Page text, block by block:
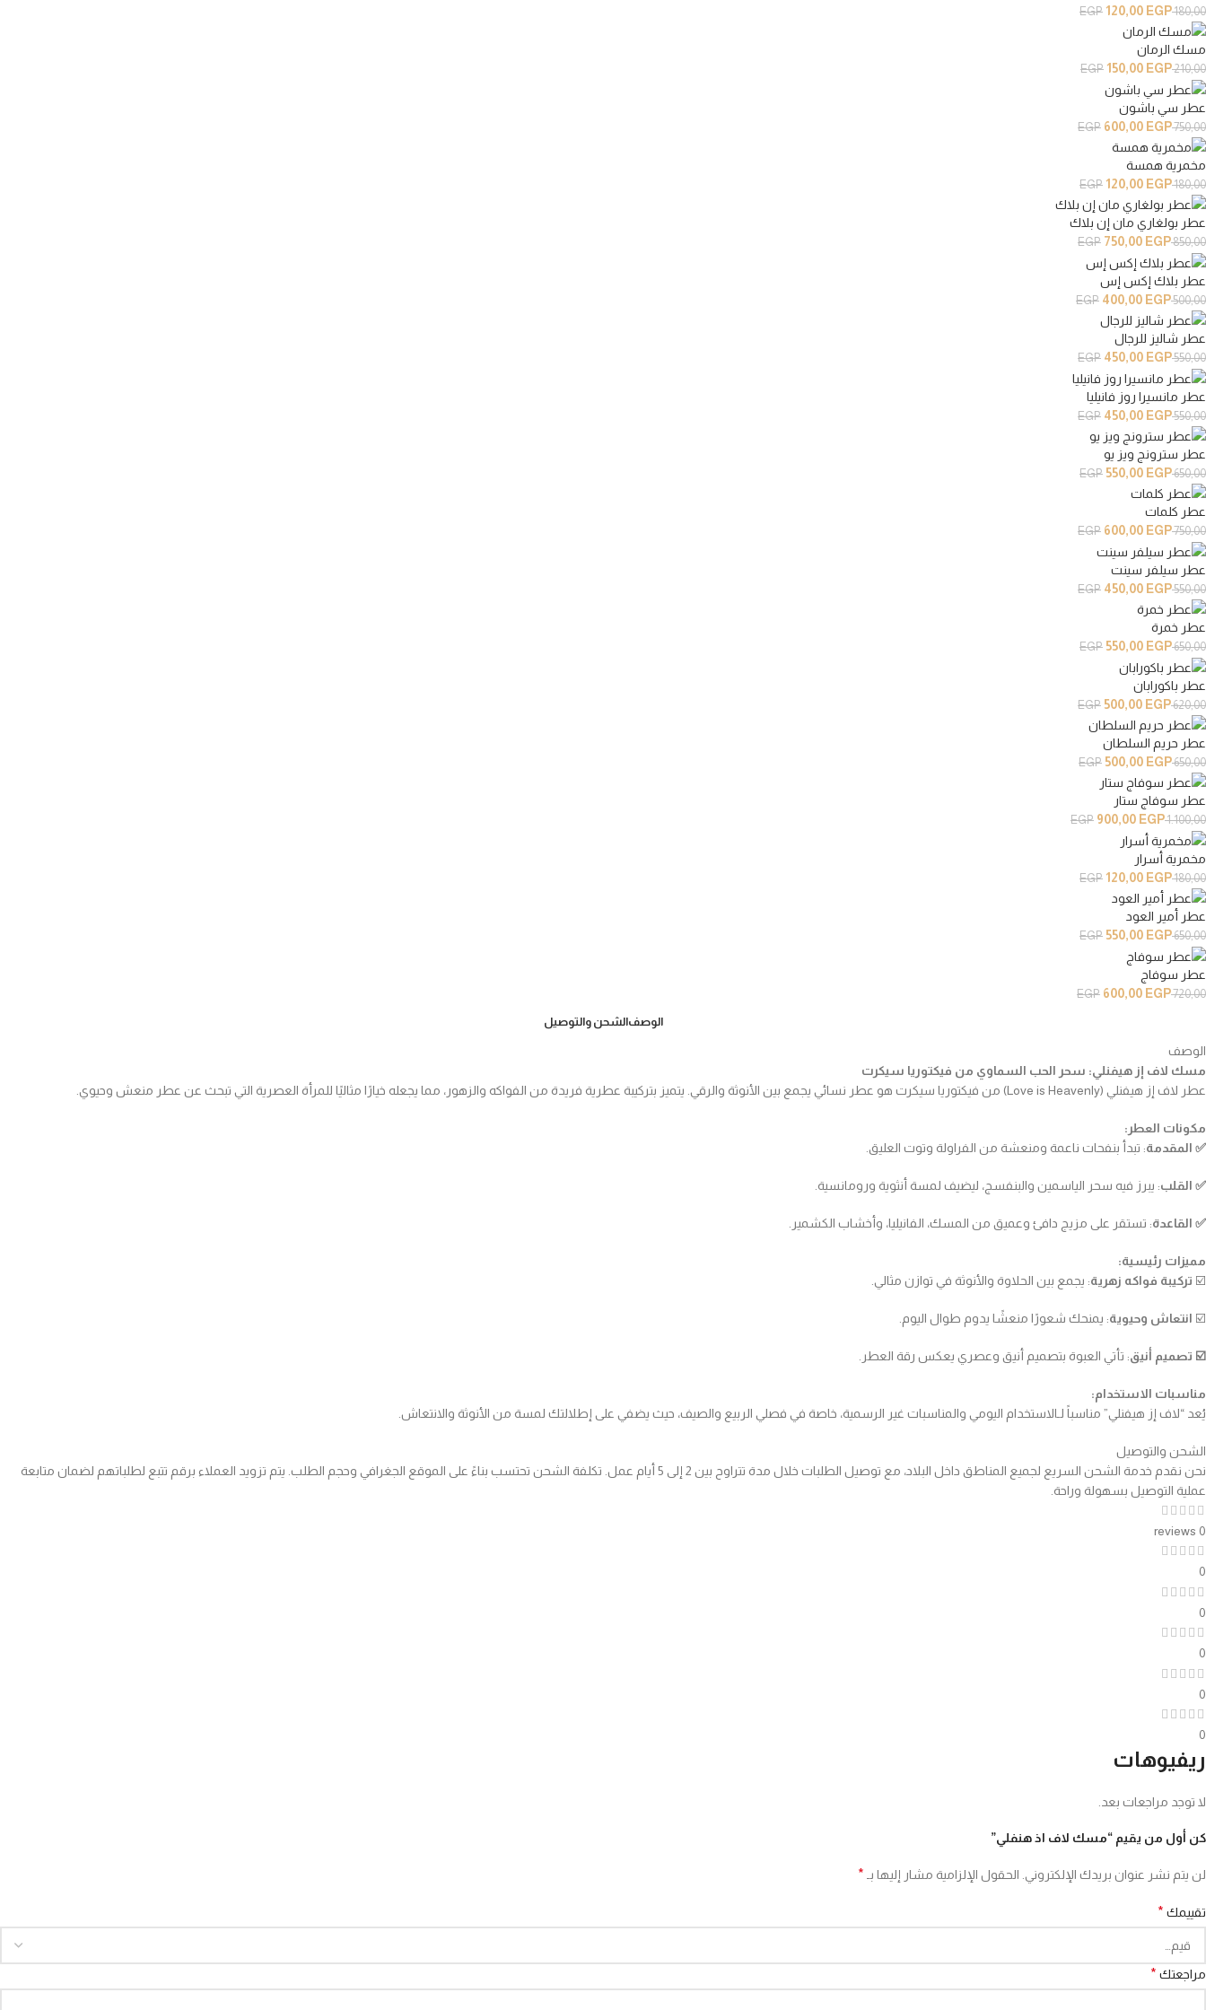
180,00
EGP 120,00 EGP
مسك الرمان
210,00
EGP 150,00 EGP
عطر سي باشون
750,00
EGP 600,00 EGP
مخمرية همسة
180,00
EGP 120,00 EGP
عطر بولغاري مان إن بلاك
850,00
EGP 750,00 EGP
عطر بلاك إكس إس
500,00
EGP 400,00 EGP
عطر شاليز للرجال
550,00
EGP 450,00 EGP
عطر مانسيرا روز فانيليا
550,00
EGP 450,00 EGP
عطر سترونج ويز يو
650,00
EGP 550,00 EGP
عطر كلمات
750,00
EGP 600,00 EGP
عطر سيلفر سينت
550,00
EGP 450,00 EGP
عطر خمرة
650,00
EGP 550,00 EGP
عطر باكورابان
620,00
EGP 500,00 EGP
عطر حريم السلطان
650,00
EGP 500,00 EGP
عطر سوفاج ستار
1.100,00
EGP 900,00 EGP
مخمرية أسرار
180,00
EGP 120,00 EGP
عطر أمير العود
650,00
EGP 550,00 EGP
عطر سوفاج
720,00
EGP 600,00 EGP
الوصفالشحن والتوصيل
الوصف
مسك لاف إز هيفنلي: سحر الحب السماوي من فيكتوريا سيكرت
عطر لاف إز هيفنلي (Love is Heavenly) من فيكتوريا سيكرت هو عطر نسائي يجمع بين الأنوثة والرقي. يتميز بتركيبة عطرية فريدة من الفواكه والزهور، مما يجعله خيارًا مثاليًا للمرأة العصرية التي تبحث عن عطر منعش وحيوي.
مكونات العطر:
✅️ المقدمة: تبدأ بنفحات ناعمة ومنعشة من الفراولة وتوت العليق.
✅️ القلب: يبرز فيه سحر الياسمين والبنفسج، ليضيف لمسة أنثوية ورومانسية.
✅️ القاعدة: تستقر على مزيج دافئ وعميق من المسك، الفانيليا، وأخشاب الكشمير.
مميزات رئيسية:
☑️ تركيبة فواكه زهرية: يجمع بين الحلاوة والأنوثة في توازن مثالي.
☑️ انتعاش وحيوية: يمنحك شعورًا منعشًا يدوم طوال اليوم.
☑️ تصميم أنيق: تأتي العبوة بتصميم أنيق وعصري يعكس رقة العطر.
مناسبات الاستخدام:
يُعد “لاف إز هيفنلي” مناسباً لـالاستخدام اليومي والمناسبات غير الرسمية، خاصة في فصلي الربيع والصيف، حيث يضفي على إطلالتك لمسة من الأنوثة والانتعاش.
الشحن والتوصيل
نحن نقدم خدمة الشحن السريع لجميع المناطق داخل البلاد، مع توصيل الطلبات خلال مدة تتراوح بين 2 إلى 5 أيام عمل. تكلفة الشحن تحتسب بناءً على الموقع الجغرافي وحجم الطلب. يتم تزويد العملاء برقم تتبع لطلباتهم لضمان متابعة
عملية التوصيل بسهولة وراحة.
0 reviews
0
0
0
0
0
ريفيوهات
لا توجد مراجعات بعد.
كن أول من يقيم “مسك لاف اذ هنفلي”
لن يتم نشر عنوان بريدك الإلكتروني. الحقول الإلزامية مشار إليها بـ *
تقييمك *
مراجعتك *